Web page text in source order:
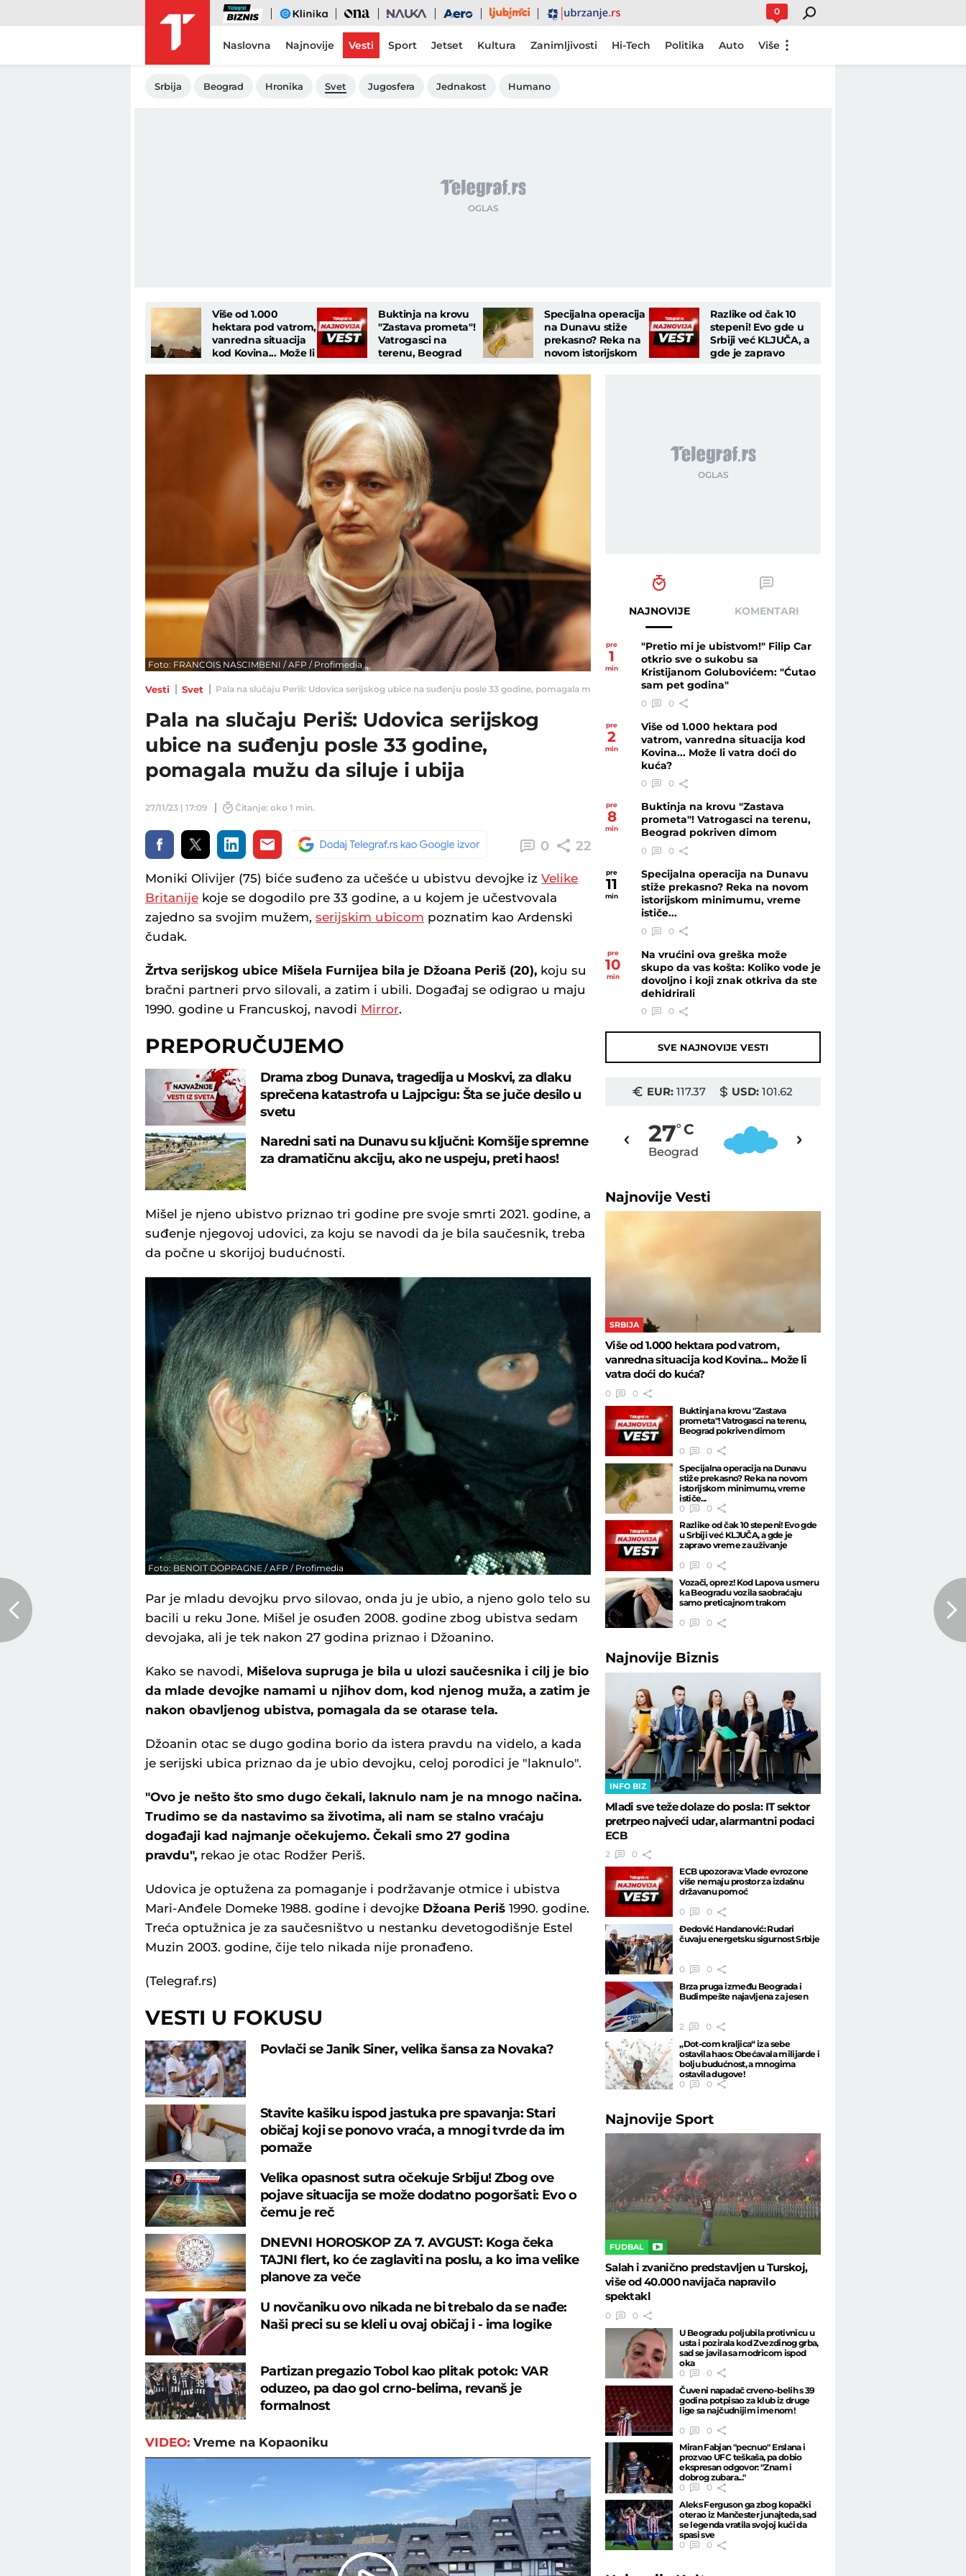
Biznis eKlinika Ona Nauka Aero Ljubimci Ubrzanje 0
Naslovna Najnovije Vesti Sport Jetset Kultura Zanimljivosti Hi-Tech Politika Auto Više
Srbija Beograd Hronika Svet Jugosfera Jednakost Humano
Više od 1.000
hektara pod vatrom,
vanredna situacija
kod Kovina... Može li
Buktinja na krovu
"Zastava prometa"!
Vatrogasci na
terenu, Beograd
Specijalna operacija
na Dunavu stiže
prekasno? Reka na
novom istorijskom
ističe...
Razlike od čak 10
stepeni! Evo gde u
Srbiji već KLJUČA, a
gde je zapravo
Foto: FRANCOIS NASCIMBENI / AFP / Profimedia
Vesti Svet Pala na slučaju Periš: Udovica serijskog ubice na suđenju posle 33 godine, pomagala mužu da siluje i ubija - Telegraf.rs
Pala na slučaju Periš: Udovica serijskog
ubice na suđenju posle 33 godine,
pomagala mužu da siluje i ubija
27/11/23 | 17:09 Čitanje: oko 1 min.
0 22
Moniki Olivijer (75) biće suđeno za učešće u ubistvu devojke iz Velike
Britanije koje se dogodilo pre 33 godine, a u kojem je učestvovala
zajedno sa svojim mužem, serijskim ubicom poznatim kao Ardenski
čudak.
Žrtva serijskog ubice Mišela Furnijea bila je Džoana Periš (20), koju su
bračni partneri prvo silovali, a zatim i ubili. Događaj se odigrao u maju
1990. godine u Francuskoj, navodi Mirror.
PREPORUČUJEMO
Drama zbog Dunava, tragedija u Moskvi, za dlaku
sprečena katastrofa u Lajpcigu: Šta se juče desilo u
svetu
Naredni sati na Dunavu su ključni: Komšije spremne
za dramatičnu akciju, ako ne uspeju, preti haos!
Mišel je njeno ubistvo priznao tri godine pre svoje smrti 2021. godine, a
suđenje njegovoj udovici, za koju se navodi da je bila saučesnik, treba
da počne u skorijoj budućnosti.
Foto: BENOIT DOPPAGNE / AFP / Profimedia
Par je mladu devojku prvo silovao, onda ju je ubio, a njeno golo telo su
bacili u reku Jone. Mišel je osuđen 2008. godine zbog ubistva sedam
devojaka, ali je tek nakon 27 godina priznao i Džoanino.
Kako se navodi, Mišelova supruga je bila u ulozi saučesnika i cilj je bio
da mlade devojke namami u njihov dom, kod njenog muža, a zatim je
nakon obavljenog ubistva, pomagala da se otarase tela.
Džoanin otac se dugo godina borio da istera pravdu na videlo, a kada
je serijski ubica priznao da je ubio devojku, celoj porodici je "laknulo".
"Ovo je nešto što smo dugo čekali, laknulo nam je na mnogo načina.
Trudimo se da nastavimo sa životima, ali nam se stalno vraćaju
događaji kad najmanje očekujemo. Čekali smo 27 godina
pravdu", rekao je otac Rodžer Periš.
Udovica je optužena za pomaganje i podržavanje otmice i ubistva
Mari-Anđele Domeke 1988. godine i devojke Džoana Periš 1990. godine.
Treća optužnica je za saučesništvo u nestanku devetogodišnje Estel
Muzin 2003. godine, čije telo nikada nije pronađeno.
(Telegraf.rs)
VESTI U FOKUSU
Povlači se Janik Siner, velika šansa za Novaka?
Stavite kašiku ispod jastuka pre spavanja: Stari
običaj koji se ponovo vraća, a mnogi tvrde da im
pomaže
Velika opasnost sutra očekuje Srbiju! Zbog ove
pojave situacija se može dodatno pogoršati: Evo o
čemu je reč
DNEVNI HOROSKOP ZA 7. AVGUST: Koga čeka
TAJNI flert, ko će zaglaviti na poslu, a ko ima velike
planove za veče
U novčaniku ovo nikada ne bi trebalo da se nađe:
Naši preci su se kleli u ovaj običaj i - ima logike
Partizan pregazio Tobol kao plitak potok: VAR
oduzeo, pa dao gol crno-belima, revanš je
formalnost
VIDEO: Vreme na Kopaoniku
NAJNOVIJE KOMENTARI
pre
1
min
"Pretio mi je ubistvom!" Filip Car
otkrio sve o sukobu sa
Kristijanom Golubovićem: "Ćutao
sam pet godina"
0 0
pre
2
min
Više od 1.000 hektara pod
vatrom, vanredna situacija kod
Kovina... Može li vatra doći do
kuća?
0 0
pre
8
min
Buktinja na krovu "Zastava
prometa"! Vatrogasci na terenu,
Beograd pokriven dimom
0 0
pre
11
min
Specijalna operacija na Dunavu
stiže prekasno? Reka na novom
istorijskom minimumu, vreme
ističe...
0 0
pre
10
min
Na vrućini ova greška može
skupo da vas košta: Koliko vode je
dovoljno i koji znak otkriva da ste
dehidrirali
0 0
SVE NAJNOVIJE VESTI
EUR:117.37 USD: 101.62
22
Priština
27o C
Beograd
NajnovijeVesti
SRBIJA
Više od 1.000 hektara pod vatrom,
vanredna situacija kod Kovina... Može li
vatra doći do kuća?
0
0
Buktinja na krovu "Zastava
prometa"! Vatrogasci na terenu,
Beograd pokriven dimom
0
0
Specijalna operacija na Dunavu
stiže prekasno? Reka na novom
istorijskom minimumu, vreme
ističe...
0
0
Razlike od čak 10 stepeni! Evo gde
u Srbiji već KLJUČA, a gde je
zapravo vreme za uživanje
0
0
Vozači, oprez! Kod Lapova u smeru
ka Beogradu vozila saobraćaju
samo preticajnom trakom
0
0
Najnovije Biznis
INFO BIZ
Mladi sve teže dolaze do posla: IT sektor
pretrpeo najveći udar, alarmantni podaci
ECB
2
0
ECB upozorava: Vlade evrozone
više nemaju prostor za izdašnu
državanu pomoć
0
0
Đedović Handanović: Rudari
čuvaju energetsku sigurnost Srbije
0
0
Brza pruga između Beograda i
Budimpešte najavljena za jesen
2
0
„Dot-com kraljica“ iza sebe
ostavila haos: Obećavala milijarde i
bolju budućnost, a mnogima
ostavila dugove!
0
0
NajnovijeSport
FUDBAL
Salah i zvanično predstavljen u Turskoj,
više od 40.000 navijača napravilo
spektakl
0
0
U Beogradu poljubila protivnicu u
usta i pozirala kod Zvezdinog grba,
sad se javila sa modricom ispod
oka
0
0
Čuveni napadač crveno-belih s 39
godina potpisao za klub iz druge
lige sa najčudnijim imenom!
0
0
Miran Fabjan "pecnuo" Erslana i
prozvao UFC teškaša, pa dobio
ekspresan odgovor: "Znam i
dobrog zubara..."
0
0
Aleks Ferguson ga zbog kopački
oterao iz Mančester junajteda, sad
se legenda vratila svojoj kući da
spasi sve
0
0